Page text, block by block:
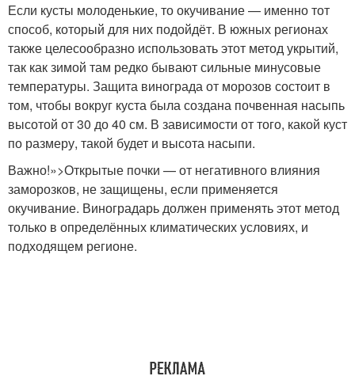
Если кусты молоденькие, то окучивание — именно тот
способ, который для них подойдёт. В южных регионах
также целесообразно использовать этот метод укрытий,
так как зимой там редко бывают сильные минусовые
температуры. Защита винограда от морозов состоит в
том, чтобы вокруг куста была создана почвенная насыпь
высотой от 30 до 40 см. В зависимости от того, какой куст
по размеру, такой будет и высота насыпи.
Важно!»>Открытые почки — от негативного влияния
заморозков, не защищены, если применяется
окучивание. Виноградарь должен применять этот метод
только в определённых климатических условиях, и
подходящем регионе.